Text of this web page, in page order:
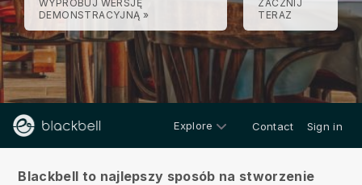
WYPRÓBUJ WERSJĘ
DEMONSTRACYJNĄ »
ZACZNIJ
TERAZ
Explore Contact Sign in
Blackbell to najlepszy sposób na stworzenie